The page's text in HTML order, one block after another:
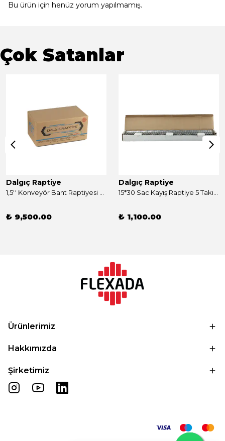
Bu ürün için henüz yorum yapılmamış.
Çok Satanlar
Dalgıç Raptiye
₺ 9,500.00
Dalgıç Raptiye
₺ 1,100.00
Ürünlerimiz
Hakkımızda
Şirketimiz